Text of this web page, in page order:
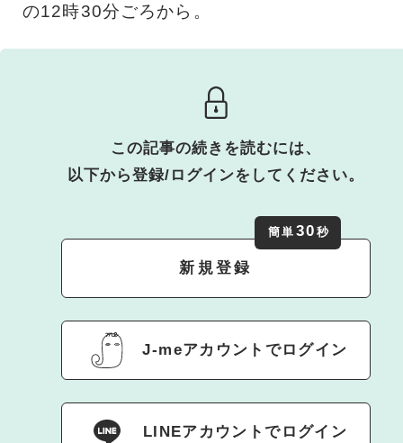
の12時30分ごろから。
この記事の続きを読むには、
以下から登録/ログインをしてください。
新規登録
簡単 30 秒
J-meアカウントでログイン
LINEアカウントでログイン